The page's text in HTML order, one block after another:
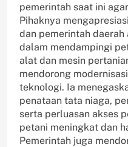
pemerintah saat ini
Pihaknya
dan pemerintah
dalam mendampingi
alat dan mesin
mendorong
teknologi. Ia
penataan tata niaga,
serta perluasan akses
petani meningkat dan
Pemerintah juga